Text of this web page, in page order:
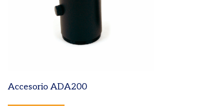
Accesorio ADA200